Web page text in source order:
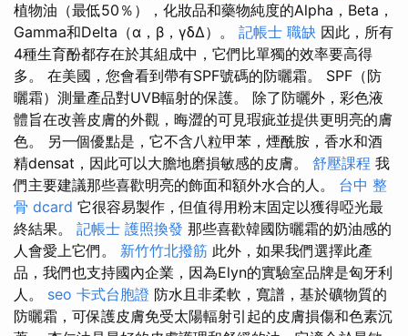
植物油（最低50％），化妝品和藥物純度的Alpha，Beta，
Gamma和Delta（α，β，γδΔ）。 記帳士 職缺 因此，所有
4種生育酚都存在於其組成中，它們比單獨的效率要高得
多。 在美國，您會看到帶有SPF號碼的防曬霜。 SPF（防
曬霜）測量產品對UVB輻射的保護。 除了防曬外，彩色液
體旨在改善皮膚的外觀，晦澀的可見瑕疵並提供更明亮的膚
色。 另一個優點是，它不含八粒甲苯，煙酰胺，香水和酒
精densat，因此可以大膽地磨損敏感的皮膚。 舒壓課程 我
們主要建議那些喜歡明亮的飾面和額外水合的人。 台中 整
骨 dcard 它很容易製作，但值得用粉末固定以獲得啞光最
終結果。 記帳士 護照換發 那些喜歡韓國防曬霜的奶油感的
人會愛上它們。 新竹竹北撥筋 此外，如果我們選擇此產
品，我們也支持國內企業，因為Elyn的實驗室品牌是匈牙利
人。 seo 卡式台胞證 防水且非柔軟，寬譜，基於礦物質的
防曬霜，可保護皮膚免受太陽輻射引起的皮膚損傷和色素沉